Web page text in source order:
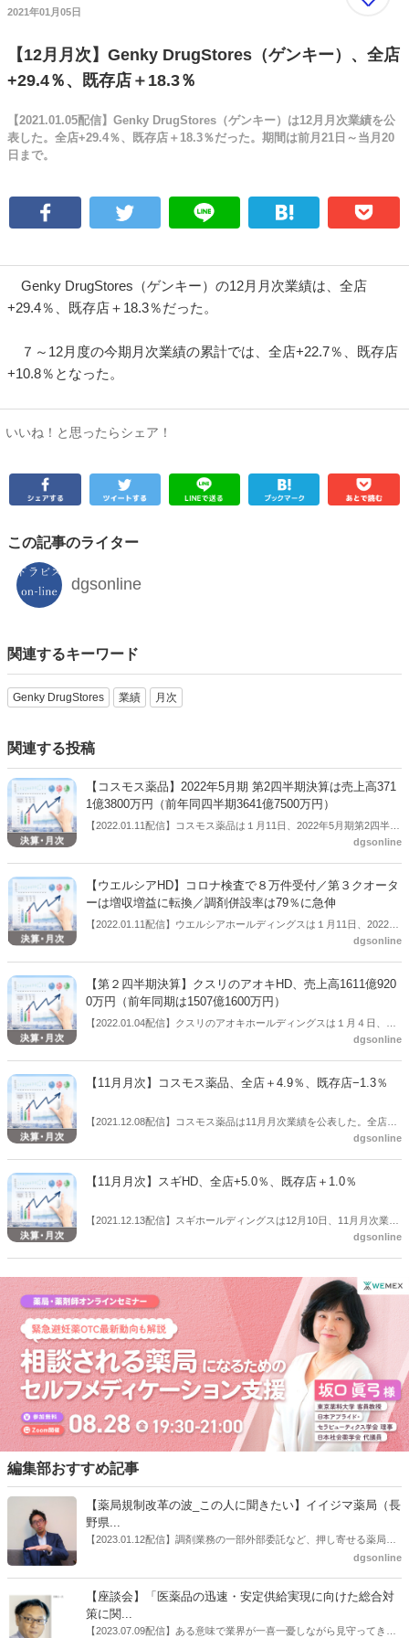
2021年01月05日
【12月月次】Genky DrugStores（ゲンキー）、全店
+29.4％、既存店＋18.3％
【2021.01.05配信】Genky DrugStores（ゲンキー）は12月月次業績を公
表した。全店+29.4％、既存店＋18.3％だった。期間は前月21日～当月20
日まで。
Genky DrugStores（ゲンキー）の12月月次業績は、全店
+29.4％、既存店＋18.3％だった。
７～12月度の今期月次業績の累計では、全店+22.7％、既存店
+10.8％となった。
いいね！と思ったらシェア！
この記事のライター
dgsonline
関連するキーワード
Genky DrugStores 業績 月次
関連する投稿
【コスモス薬品】2022年5月期 第2四半期決算は売上高371
1億3800万円（前年同四半期3641億7500万円）
【2022.01.11配信】コスモス薬品は１月11日、2022年5月期第2四半期
の連結業績（2021年6月1日～2021年11月30日）を公表した。それに
円）、営業利益149億7900万円（前年同四半期は182億920万円）、経
常利益164億940万円（前年同四半期は195億4700万円）、親会社株主
に帰属する四半期純利益112億450万円（前年同四半期は130億720万
円）だった。当第１四半期連結会計期間の期首より「収益認識に関す
る会計基準」等を適用しているため、当該基準等適用前の実績値に対
する増減率は記載していない。
dgsonline
【ウエルシアHD】コロナ検査で８万件受付／第３クオータ
ーは増収増益に転換／調剤併設率は79％に急伸
【2022.01.11配信】ウエルシアホールディングスは１月11日、2022年
２月期第３四半期の決算説明会をオンラインで行った。この中で、コ
の対応状況を説明し、12月24日開始から１月９日までに８万件の検査
を受け付けたとした。第３四半期決算は増収減益も、第３クオーター
単独では増収増益に転じた。調剤併設は前年同期から大きく伸ばし併
設率は79％を超えた。リフィル処方箋導入への影響を記者に聞かれる
と、「土曜開局や部分的には日曜開局を進めている。ウエルシアはど
こでも処方箋を受け付けられるという状況を目指す」と方針を述べ
た。
dgsonline
【第２四半期決算】クスリのアオキHD、売上高1611億920
0万円（前年同期は1507億1600万円）
【2022.01.04配信】クスリのアオキホールディングスは１月４日、
2022年５月期第２四半期の連結業績（2021年５月21日～2021年11月
期は1507億1600万円）、営業利益68億５00万円（前年同期は84億
8100万円）、経常利益71億3700万円（前年同期は87億4800万円）、
億3500万円）だった。「収益認識に関する会計基準」を今期から適用
dgsonline
【11月月次】コスモス薬品、全店＋4.9％、既存店−1.3％
【2021.12.08配信】コスモス薬品は11月月次業績を公表した。全店＋
dgsonline
【11月月次】スギHD、全店+5.0％、既存店＋1.0％
【2021.12.13配信】スギホールディングスは12月10日、11月月次業績
を公表した。それによると全店ベースの売上伸率は、スギ薬局事業が
パン事業が7.1%減となり、スギ薬局全体の既存店売上は1.0％増だっ
た。
dgsonline
編集部おすすめ記事
【薬局規制改革の波_この人に聞きたい】イイジマ薬局（長
野県...
【2023.01.12配信】調剤業務の一部外部委託など、押し寄せる薬局業
界への規制改革の波。この規制改革の波を薬局業界はどう受け止めた
はないだろうか。本紙ではこうした問題について、厚労省「薬局薬剤
師の業務及び薬局の機能に関するワーキンググループ」に参考人とし
ても出席していたイイジマ薬局（長野県上田市）開設者である飯島裕
dgsonline
【座談会】「医薬品の迅速・安定供給実現に向けた総合対
策に関...
【2023.07.09配信】ある意味で業界が一喜一憂しながら見守ってきた